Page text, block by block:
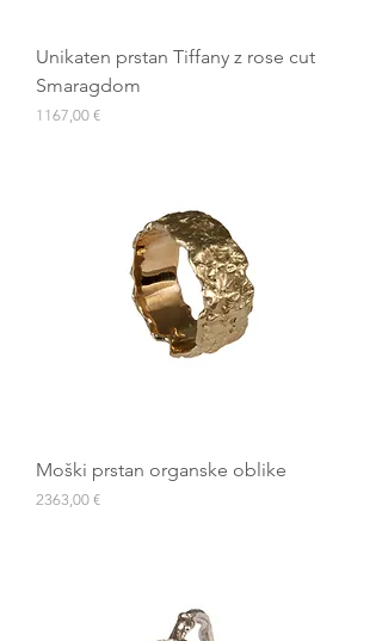
Unikaten prstan Tiffany z rose cut
Smaragdom
Cena
1167,00 €
Moški prstan organske oblike
Cena
2363,00 €